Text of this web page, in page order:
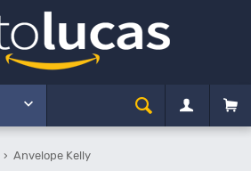
Anvelope Kelly